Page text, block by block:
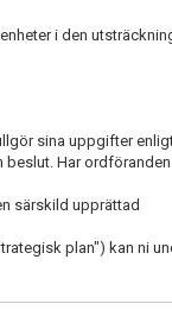
i den
sina uppgifter
Har ordföranden
särskild upprättad
plan") kan ni